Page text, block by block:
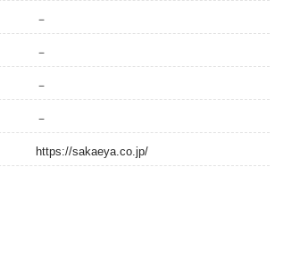
－
－
－
－
https://sakaeya.co.jp/